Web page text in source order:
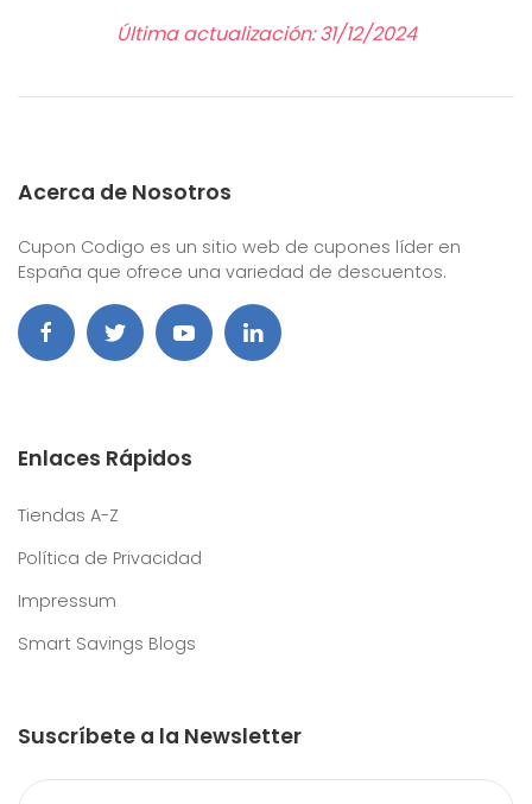
Última actualización: 31/12/2024
Acerca de Nosotros
Cupon Codigo es un sitio web de cupones líder en
España que ofrece una variedad de descuentos.
Enlaces Rápidos
Tiendas A-Z
Política de Privacidad
Impressum
Smart Savings Blogs
Suscríbete a la Newsletter